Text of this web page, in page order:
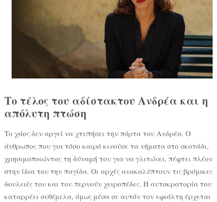
Το τέλος του αδίστακτου Ανδρέα και η
απόλυτη πτώση
Το χάος δεν αργεί να χτυπήσει την πόρτα του Ανδρέα. Ο
άνθρωπος που για τόσο καιρό κινούσε τα νήματα στο σκοτάδι,
χρησιμοποιώντας τη δύναμή του για να γλιτώνει, πέφτει πλέον
στην ίδια του την παγίδα. Οι αρχές ανακαλύπτουν τις βρόμικες
δουλειές του και του περνούν χειροπέδες. Η αυτοκρατορία του
καταρρέει συθέμελα, όμως μέσα σε αυτόν τον εφιάλτη έρχεται